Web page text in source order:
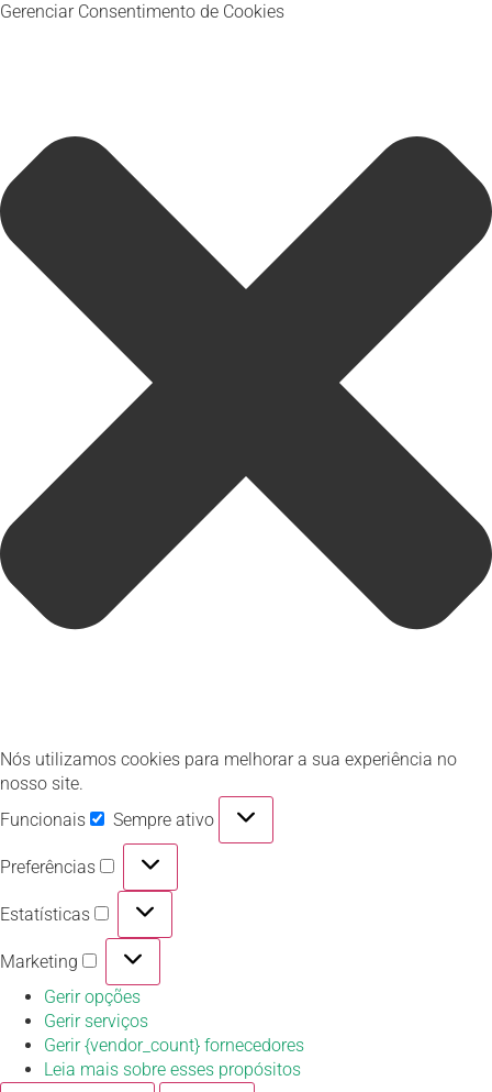
Gerenciar Consentimento de Cookies
Nós utilizamos cookies para melhorar a sua experiência no
nosso site.
Funcionais
Sempre ativo
Preferências
Estatísticas
Marketing
Gerir opções
Gerir serviços
Gerir {vendor_count} fornecedores
Leia mais sobre esses propósitos